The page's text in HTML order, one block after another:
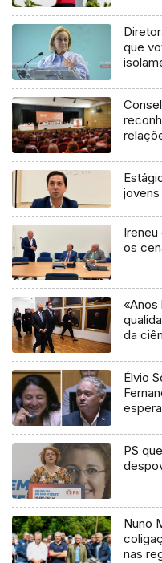
que
os
da
Élvio
PS
Nuno
nas